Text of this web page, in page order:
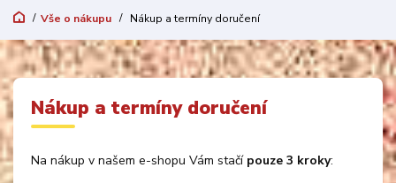
Vše o nákupu Nákup a termíny doručení
Nákup a termíny doručení
Na nákup v našem e-shopu Vám stačí pouze 3 kroky: